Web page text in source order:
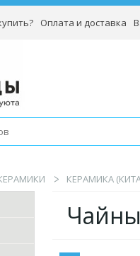
Оплата и доставка
КЕРАМИКА